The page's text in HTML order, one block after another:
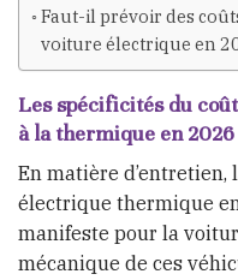
Faut-il prévoir des
voiture électrique en
Les spécificités du
à la thermique en 2026
En matière
électrique thermique
manifeste pour la
mécanique de ces